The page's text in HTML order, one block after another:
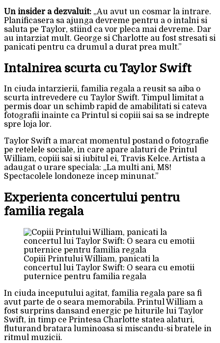
Un insider a dezvaluit: „Au avut un cosmar la intrare.
Planificasera sa ajunga devreme pentru a o intalni si
saluta pe Taylor, stiind ca vor pleca mai devreme. Dar
au intarziat mult. George si Charlotte au fost stresati si
panicati pentru ca drumul a durat prea mult.”
Intalnirea scurta cu Taylor Swift
In ciuda intarzierii, familia regala a reusit sa aiba o
scurta intrevedere cu Taylor Swift. Timpul limitat a
permis doar un schimb rapid de amabilitati si cateva
fotografii inainte ca Printul si copiii sai sa se indrepte
spre loja lor.
Taylor Swift a marcat momentul postand o fotografie
pe retelele sociale, in care apare alaturi de Printul
William, copiii sai si iubitul ei, Travis Kelce. Artista a
adaugat o urare speciala: „La multi ani, M8!
Spectacolele londoneze incep minunat.”
Experienta concertului pentru
familia regala
Copiii Printului William, panicati la
concertul lui Taylor Swift: O seara cu emotii
puternice pentru familia regala
In ciuda inceputului agitat, familia regala pare sa fi
avut parte de o seara memorabila. Printul William a
fost surprins dansand energic pe hiturile lui Taylor
Swift, in timp ce Printesa Charlotte statea alaturi,
fluturand bratara luminoasa si miscandu-si bratele in
ritmul muzicii.